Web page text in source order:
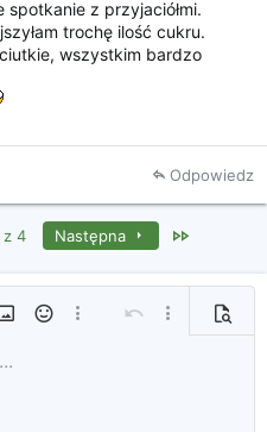
spotkanie z przyjaciółmi.
trochę ilość cukru.
wszystkim bardzo
Odpowiedz
z 4 Następna
lista
lista
link obrazek
UśmieszkiWięcej opcji...
CofnijWięcej opcji...
Spoiler wewnątrz tekstu